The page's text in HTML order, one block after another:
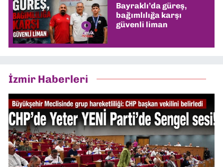
Bayraklı’da güreş,
bağımlılığa karşı
güvenli liman
İzmir Haberleri